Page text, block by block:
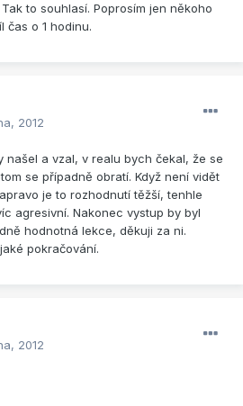
to souhlasí. Poprosím jen někoho
čas o 1 hodinu.
2012
našel a vzal, v realu bych čekal, že se
se případně obratí. Když není vidět
je to rozhodnutí těžší, tenhle
agresivní. Nakonec vystup by byl
hodnotná lekce, děkuji za ni.
pokračování.
2012